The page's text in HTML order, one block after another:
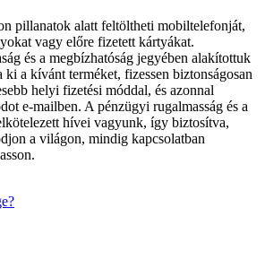
pillanatok alatt feltöltheti mobiltelefonját,
vagy előre fizetett kártyákat.
és a megbízhatóság jegyében alakítottuk
ki a kívánt terméket, fizessen biztonságosan
helyi fizetési móddal, és azonnal
e-mailben. A pénzügyi rugalmasság és a
hívei vagyunk, így biztosítva,
a világon, mindig kapcsolatban